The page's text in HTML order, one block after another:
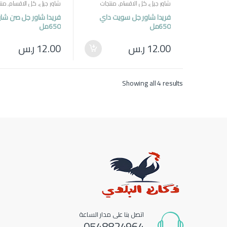
شاور جيل,كل الاقسام,منتجات
مصرية,منظفات
فريدا شاور جل سويت داي
650مل
12.00ر.س
شاور جيل,كل الاقسام,
مصرية,منظفات
فريدا شاور جل صن
650مل
12.00ر.س
Showing all 4 results
اتصل بنا على مدار الساعة